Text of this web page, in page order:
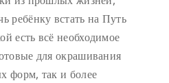
ребёнку встать на Путь
есть всё необходимое
для окрашивания
форм, так и более